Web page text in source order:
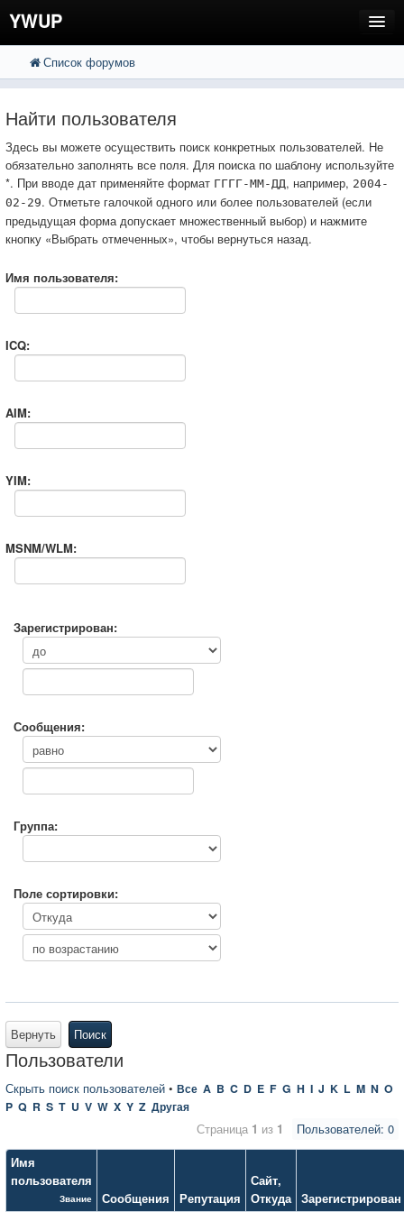
YWUP
FAQ
Вход
Список форумов
Найти пользователя
Здесь вы можете осуществить поиск конкретных пользователей. Не
обязательно заполнять все поля. Для поиска по шаблону используйте
*. При вводе дат применяйте формат ГГГГ-ММ-ДД, например, 2004-
02-29. Отметьте галочкой одного или более пользователей (если
предыдущая форма допускает множественный выбор) и нажмите
кнопку «Выбрать отмеченных», чтобы вернуться назад.
Имя пользователя:
ICQ:
AIM:
YIM:
MSNM/WLM:
Зарегистрирован:
Сообщения:
Группа:
Поле сортировки:
Вернуть Поиск
Пользователи
Скрыть поиск пользователей • Все A B C D E F G H I J K L M N O
P Q R S T U V W X Y Z Другая
Пользователей: 0
Страница 1 из 1
Имя
пользователя
Звание Сообщения Репутация
Сайт,
Откуда Зарегистрирован